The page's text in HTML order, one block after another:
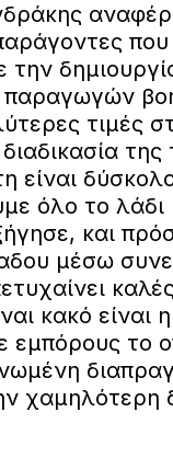
που
τιμές
της
είναι
όλο το
και
μέσω
κακό
εμπόρους το
χαμηλότερη